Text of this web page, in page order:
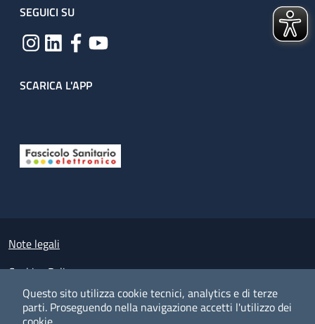
Questo sito utilizza cookie tecnici, analytics e di terze
parti. Proseguendo nella navigazione accetti l'utilizzo dei
SEGUICI SU
SCARICA L'APP
Small prints
Note legali
Cookies Policy
Policy privacy e protezione del dato personale